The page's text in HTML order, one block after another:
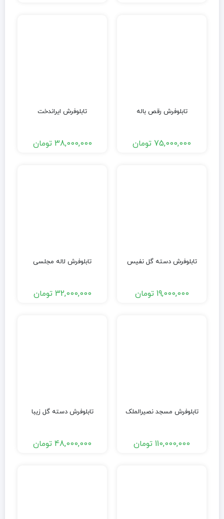
تابلوفرش رقص باله
75,000,000 تومان
تابلوفرش ایراندخت
38,000,000 تومان
تابلوفرش دسته گل نفیس
19,000,000 تومان
تابلوفرش لاله مجلسی
32,000,000 تومان
تابلوفرش مسجد نصیرالملک
110,000,000 تومان
تابلوفرش دسته گل زیبا
48,000,000 تومان